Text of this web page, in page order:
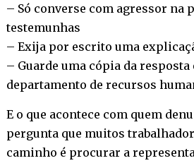
– Só converse com agressor na
testemunhas
– Exija por escrito uma
– Guarde uma cópia da
departamento de recursos
E o que acontece com quem
pergunta que muitos
caminho é procurar a